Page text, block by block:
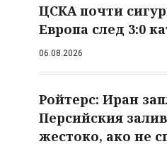
ЦСКА почти
Европа след 3:0
06.08.2026
Ройтерс: Иран
Персийския
жестоко, ако не